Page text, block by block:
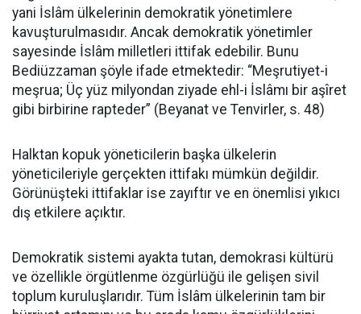
yani İslâm ülkelerinin demokratik yönetimlere
kavuşturulmasıdır. Ancak demokratik yönetimler
sayesinde İslâm milletleri ittifak edebilir. Bunu
Bediüzzaman şöyle ifade etmektedir: “Meşrutiyet-i
meşrua; Üç yüz milyondan ziyade ehl-i İslâmı bir aşîret
gibi birbirine rapteder” (Beyanat ve Tenvirler, s. 48)
Halktan kopuk yöneticilerin başka ülkelerin
yöneticileriyle gerçekten ittifakı mümkün değildir.
Görünüşteki ittifaklar ise zayıftır ve en önemlisi yıkıcı
dış etkilere açıktır.
Demokratik sistemi ayakta tutan, demokrasi kültürü
ve özellikle örgütlenme özgürlüğü ile gelişen sivil
toplum kuruluşlarıdır. Tüm İslâm ülkelerinin tam bir